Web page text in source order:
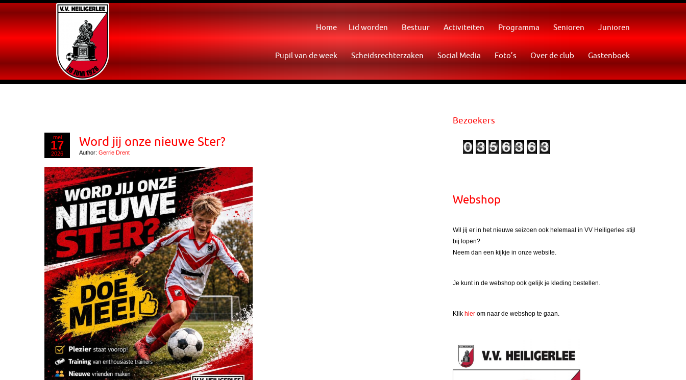
Home Lid worden Bestuur Activiteiten Programma Senioren Junioren
Pupil van de week Scheidsrechterzaken Social Media Foto’s Over de club Gastenboek
mei
17
2026
Word jij onze nieuwe Ster?
Author: Gerrie Drent
Bezoekers
Webshop
Wil jij er in het nieuwe seizoen ook helemaal in VV Heiligerlee stijl
bij lopen?
Neem dan een kijkje in onze website.
Je kunt in de webshop ook gelijk je kleding bestellen.
Klik hier om naar de webshop te gaan.